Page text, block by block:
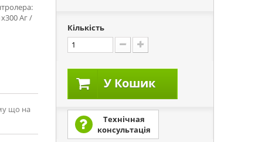
Аг /
що на
Кількість
У Кошик
Технічная
консультація